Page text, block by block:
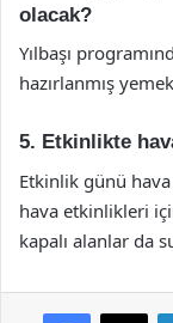
olacak?
Yılbaşı
hazırlanmış
5. Etkinlikte
Etkinlik günü
hava etkinlikleri
kapalı alanlar da
Facebook
X